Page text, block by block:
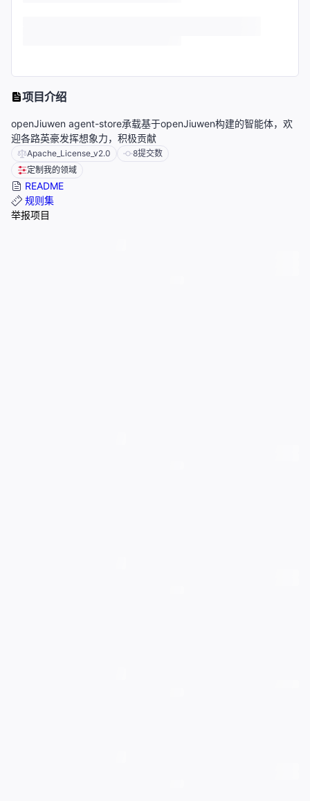
项目介绍
openJiuwen agent-store承载基于openJiuwen构建的智能体，欢
迎各路英豪发挥想象力，积极贡献
Apache_License_v2.0 8提交数
定制我的领域
README
规则集
举报项目